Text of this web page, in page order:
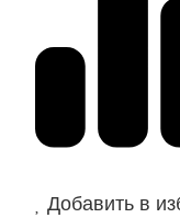
Добавить в